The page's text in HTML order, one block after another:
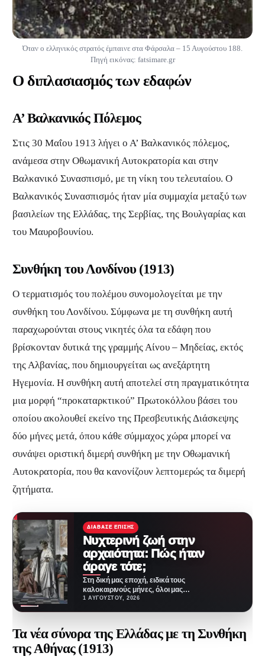
Όταν ο ελληνικός στρατός έμπαινε στα Φάρσαλα – 15 Αυγούστου 188.
Πηγή εικόνας: fatsimare.gr
Ο διπλασιασμός των εδαφών
Α’ Βαλκανικός Πόλεμος
Στις 30 Μαΐου 1913 λήγει ο Α’ Βαλκανικός πόλεμος,
ανάμεσα στην Οθωμανική Αυτοκρατορία και στην
Βαλκανικό Συνασπισμό, με τη νίκη του τελευταίου. Ο
Βαλκανικός Συνασπισμός ήταν μία συμμαχία μεταξύ των
βασιλείων της Ελλάδας, της Σερβίας, της Βουλγαρίας και
του Μαυροβουνίου.
Συνθήκη του Λονδίνου (1913)
Ο τερματισμός του πολέμου συνομολογείται με την
συνθήκη του Λονδίνου. Σύμφωνα με τη συνθήκη αυτή
παραχωρούνται στους νικητές όλα τα εδάφη που
βρίσκονταν δυτικά της γραμμής Αίνου – Μηδείας, εκτός
της Αλβανίας, που δημιουργείται ως ανεξάρτητη
Ηγεμονία. Η συνθήκη αυτή αποτελεί στη πραγματικότητα
μια μορφή “προκαταρκτικού” Πρωτοκόλλου βάσει του
οποίου ακολουθεί εκείνο της Πρεσβευτικής Διάσκεψης
δύο μήνες μετά, όπου κάθε σύμμαχος χώρα μπορεί να
συνάψει οριστική διμερή συνθήκη με την Οθωμανική
Αυτοκρατορία, που θα κανονίζουν λεπτομερώς τα διμερή
ζητήματα.
ΔΙΆΒΑΣΕ ΕΠΊΣΗΣ
Νυχτερινή ζωή στην
αρχαιότητα: Πώς ήταν
άραγε τότε;
Στη δική μας εποχή, ειδικά τους
καλοκαιρινούς μήνες, όλοι μας
λίγο-πολύ βρίσκουμε ευκαιρίες
1 ΑΥΓΟΎΣΤΟΥ, 2026
Τα νέα σύνορα της Ελλάδας με τηΣυνθήκη
της Αθήνας (1913)